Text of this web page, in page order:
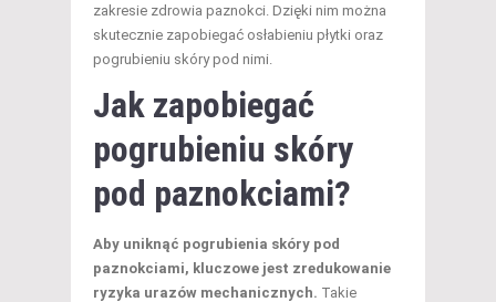
zakresie zdrowia paznokci. Dzięki nim można
skutecznie zapobiegać osłabieniu płytki oraz
pogrubieniu skóry pod nimi.
Jak zapobiegać
pogrubieniu skóry
pod paznokciami?
Aby uniknąć pogrubienia skóry pod
paznokciami, kluczowe jest zredukowanie
ryzyka urazów mechanicznych. Takie